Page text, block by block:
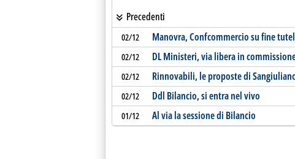
Precedenti
02/12 Manovra, Confcommercio su fine
02/12 DL Ministeri, via libera in
02/12 Rinnovabili, le proposte di
02/12 Ddl Bilancio, si entra nel vivo
01/12 Al via la sessione di Bilancio